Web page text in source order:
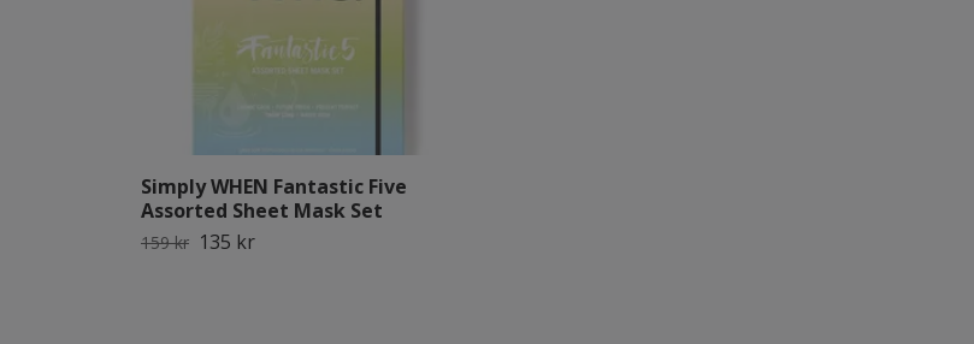
Simply WHEN Fantastic Five
Assorted Sheet Mask Set
159 kr 135 kr